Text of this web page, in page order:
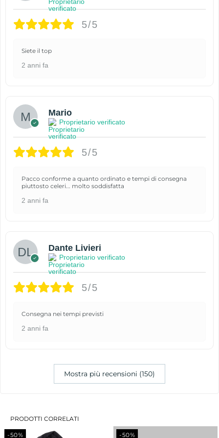
5/5
Siete il top
2 anni fa
Mario
Proprietario verificato
5/5
Pacco conforme a quanto ordinato e tempi di consegna
piuttosto celeri... molto soddisfatta
2 anni fa
Dante Livieri
Proprietario verificato
5/5
Consegna nei tempi previsti
2 anni fa
Mostra più recensioni (150)
PRODOTTI CORRELATI
-50% -50%